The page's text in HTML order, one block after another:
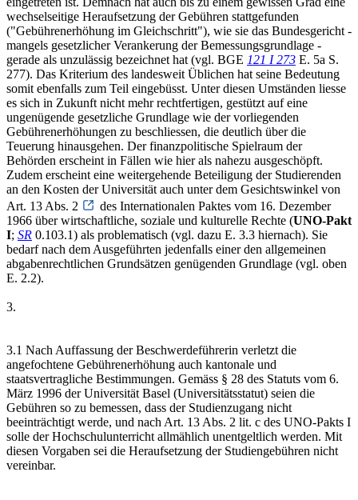
wechselseitige Heraufsetzung der Gebühren stattgefunden
("Gebührenerhöhung im Gleichschritt"), wie sie das Bundesgericht -
mangels gesetzlicher Verankerung der Bemessungsgrundlage -
gerade als unzulässig bezeichnet hat (vgl. BGE 121 I 273 E. 5a S.
277). Das Kriterium des landesweit Üblichen hat seine Bedeutung
somit ebenfalls zum Teil eingebüsst. Unter diesen Umständen liesse
es sich in Zukunft nicht mehr rechtfertigen, gestützt auf eine
ungenügende gesetzliche Grundlage wie der vorliegenden
Gebührenerhöhungen zu beschliessen, die deutlich über die
Teuerung hinausgehen. Der finanzpolitische Spielraum der
Behörden erscheint in Fällen wie hier als nahezu ausgeschöpft.
Zudem erscheint eine weitergehende Beteiligung der Studierenden
an den Kosten der Universität auch unter dem Gesichtswinkel von
Art. 13 Abs. 2
des Internationalen Paktes vom 16. Dezember
1966 über wirtschaftliche, soziale und kulturelle Rechte (UNO-Pakt
I; SR 0.103.1) als problematisch (vgl. dazu E. 3.3 hiernach). Sie
bedarf nach dem Ausgeführten jedenfalls einer den allgemeinen
abgabenrechtlichen Grundsätzen genügenden Grundlage (vgl. oben
E. 2.2).
3.
3.1 Nach Auffassung der Beschwerdeführerin verletzt die
angefochtene Gebührenerhöhung auch kantonale und
staatsvertragliche Bestimmungen. Gemäss § 28 des Statuts vom 6.
März 1996 der Universität Basel (Universitätsstatut) seien die
Gebühren so zu bemessen, dass der Studienzugang nicht
beeinträchtigt werde, und nach Art. 13 Abs. 2 lit. c des UNO-Pakts I
solle der Hochschulunterricht allmählich unentgeltlich werden. Mit
diesen Vorgaben sei die Heraufsetzung der Studiengebühren nicht
vereinbar.